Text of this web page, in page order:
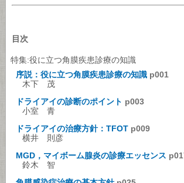
目次
特集:役に立つ角膜疾患診療の知識
序説：役に立つ角膜疾患診療の知識 p001
木下 茂
ドライアイの診断のポイント p003
小室 青
ドライアイの治療方針：TFOT p009
横井 則彦
MGD，マイボーム腺炎の診療エッセンス
鈴木 智